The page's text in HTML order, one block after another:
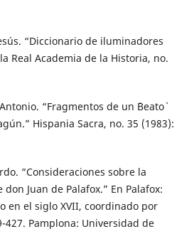
“Diccionario de iluminadores
Real Academia de la Historia, no.
“Fragmentos de un ´Beato`
Hispania Sacra, no. 35 (1983):
“Consideraciones sobre la
Juan de Palafox.” En Palafox:
en el siglo XVII, coordinado por
427. Pamplona: Universidad de